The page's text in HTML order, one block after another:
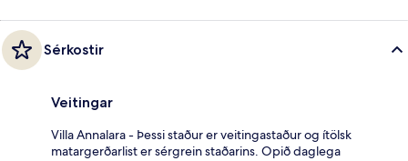
Sérkostir
Veitingar
Villa Annalara - Þessi staður er veitingastaður og ítölsk
matargerðarlist er sérgrein staðarins. Opið daglega